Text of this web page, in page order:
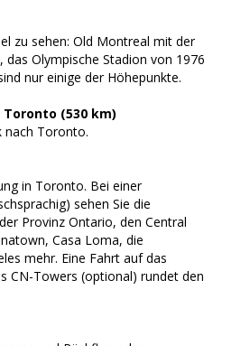
zu sehen: Old Montreal mit der
Olympische Stadion von 1976
nur einige der Höhepunkte.
(530 km)
nach Toronto.
in Toronto. Bei einer
sehen Sie die
Provinz Ontario, den Central
Casa Loma, die
mehr. Eine Fahrt auf das
CN-Towers (optional) rundet den